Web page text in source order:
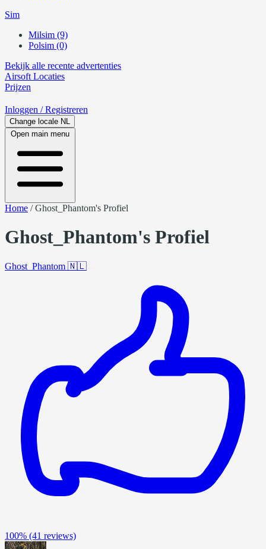
Sim
Milsim (9)
Polsim (0)
Bekijk alle recente advertenties
Airsoft Locaties
Prijzen
Inloggen / Registreren
Change locale NL
Open main menu
Home /Ghost_Phantom's Profiel
Ghost_Phantom's Profiel
Ghost_Phantom 🇳🇱
100% (41 reviews)